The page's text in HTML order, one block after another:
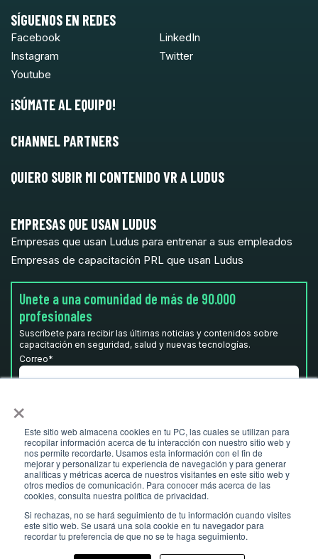
×
Este sitio web almacena cookies en tu PC, las cuales se utilizan para
recopilar información acerca de tu interacción con nuestro sitio web y
nos permite recordarte. Usamos esta información con el fin de
mejorar y personalizar tu experiencia de navegación y para generar
analíticas y métricas acerca de nuestros visitantes en este sitio web y
otros medios de comunicación. Para conocer más acerca de las
cookies, consulta nuestra política de privacidad.
Si rechazas, no se hará seguimiento de tu información cuando visites
este sitio web. Se usará una sola cookie en tu navegador para
recordar tu preferencia de que no se te haga seguimiento.
SÍGUENOS EN REDES
Facebook
LinkedIn
Instagram
Twitter
Youtube
¡SÚMATE AL EQUIPO!
CHANNEL PARTNERS
QUIERO SUBIR MI CONTENIDO VR A LUDUS
EMPRESAS QUE USAN LUDUS
Empresas que usan Ludus para entrenar a sus empleados
Empresas de capacitación PRL que usan Ludus
Unete a una comunidad de más de 90.000
profesionales
Suscríbete para recibir las últimas noticias y contenidos sobre
capacitación en seguridad, salud y nuevas tecnologías.
Correo*
© Ludus 2026 Iludusglobal.com - Todos los derechos reservados